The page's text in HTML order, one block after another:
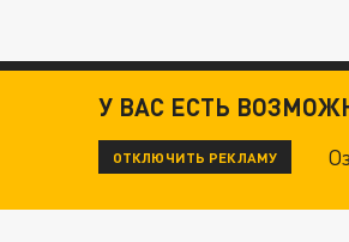
У ВАС ЕСТЬ
ОТКЛЮЧИТЬ РЕКЛАМУ